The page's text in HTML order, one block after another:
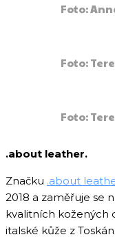
Foto:
Foto:
Foto:
.about leather.
Značku .about
2018 a zaměřuje se
kvalitních kožených
italské kůže z